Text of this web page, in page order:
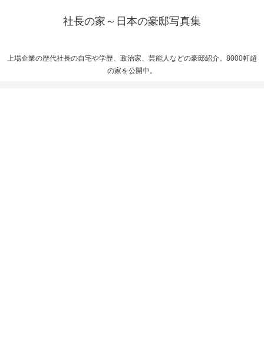
社長の家～日本の豪邸写真集
上場企業の歴代社長の自宅や学歴、政治家、芸能人などの豪邸紹介。8000軒超
の家を公開中。